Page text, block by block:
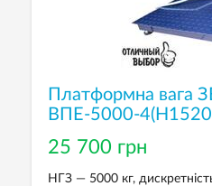
Платформна вага
ВПЕ-5000-
25 700 грн
НГЗ — 5000 кг,